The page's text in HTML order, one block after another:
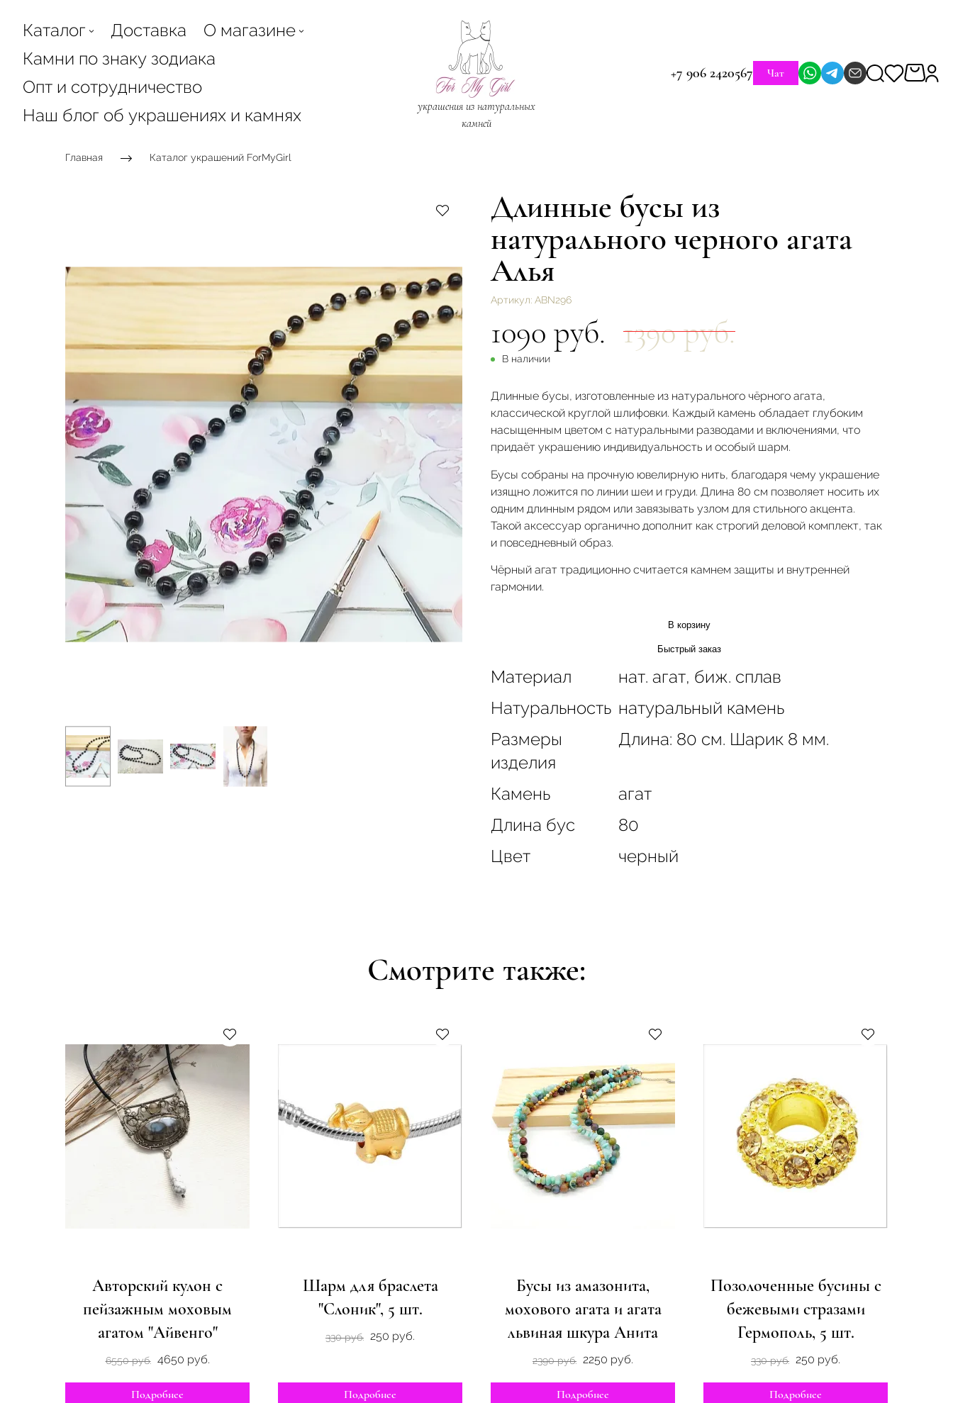
Каталог Доставка
О магазине
Камни по знаку зодиака
Опт и сотрудничество
Наш блог об украшениях и камнях
украшения из натуральных
камней
+7 906 2420567 Чат
Главная Каталог украшений ForMyGirl
Длинные бусы из
натурального черного агата
Алья
Артикул: ABN296
1090 руб. 1390 руб.
В наличии
Длинные бусы, изготовленные из натурального чёрного агата,
классической круглой шлифовки. Каждый камень обладает глубоким
насыщенным цветом с натуральными разводами и включениями, что
придаёт украшению индивидуальность и особый шарм.
Бусы собраны на прочную ювелирную нить, благодаря чему украшение
изящно ложится по линии шеи и груди. Длина 80 см позволяет носить их
одним длинным рядом или завязывать узлом для стильного акцента.
Такой аксессуар органично дополнит как строгий деловой комплект, так
и повседневный образ.
Чёрный агат традиционно считается камнем защиты и внутренней
гармонии.
В корзину
Быстрый заказ
Материал
нат. агат, биж. сплав
Натуральность натуральный камень
Размеры
изделия
Длина: 80 см. Шарик 8 мм.
Камень
агат
Длина бус
80
Цвет
черный
Смотрите также:
Авторский кулон с
пейзажным моховым
агатом "Айвенго"
6550 руб. 4650 руб.
Подробнее
Шарм для браслета
"Слоник", 5 шт.
330 руб. 250 руб.
Подробнее
Бусы из амазонита,
мохового агата и агата
львиная шкура Анита
2390 руб. 2250 руб.
Подробнее
Позолоченные бусины с
бежевыми стразами
Гермополь, 5 шт.
330 руб. 250 руб.
Подробнее